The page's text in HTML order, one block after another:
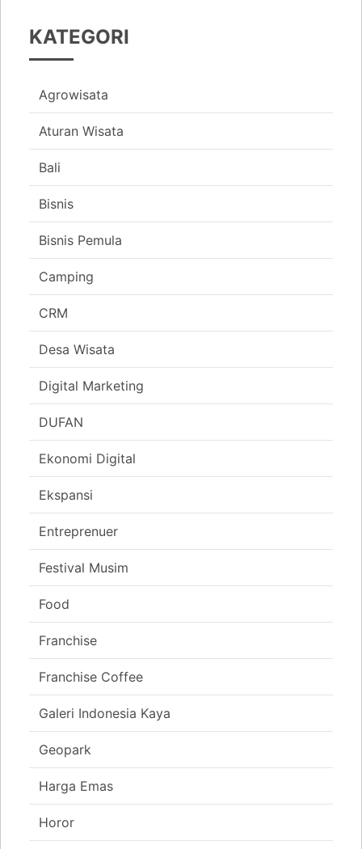
KATEGORI
Agrowisata
Aturan Wisata
Bali
Bisnis
Bisnis Pemula
Camping
CRM
Desa Wisata
Digital Marketing
DUFAN
Ekonomi Digital
Ekspansi
Entreprenuer
Festival Musim
Food
Franchise
Franchise Coffee
Galeri Indonesia Kaya
Geopark
Harga Emas
Horor